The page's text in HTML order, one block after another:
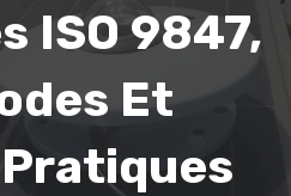
ISO 9847,
Et